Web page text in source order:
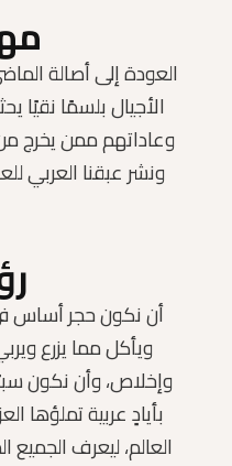
العودة إلى أصالة
الأجيال بلسمًا نقيًا
وعاداتهم ممن يخرج
ونشر عبقنا العربي
أن نكون حجر أساس
ويأكل مما يزرع
وإخلاص، وأن نكون
بأيادٍ عربية تملؤها
العالم، ليعرف الجميع